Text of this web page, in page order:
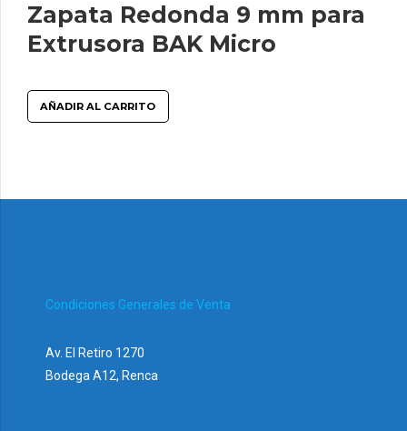
Zapata Redonda 9 mm para
Extrusora BAK Micro
AÑADIR AL CARRITO
Condiciones Generales de Venta
Av. El Retiro 1270
Bodega A12, Renca